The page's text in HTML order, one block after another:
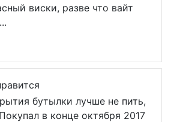
виски, разве что вайт
бутылки лучше не пить,
в конце октября 2017